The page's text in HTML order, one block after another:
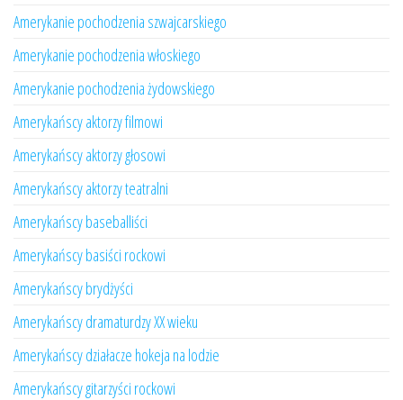
Amerykanie pochodzenia szwajcarskiego
Amerykanie pochodzenia włoskiego
Amerykanie pochodzenia żydowskiego
Amerykańscy aktorzy filmowi
Amerykańscy aktorzy głosowi
Amerykańscy aktorzy teatralni
Amerykańscy baseballiści
Amerykańscy basiści rockowi
Amerykańscy brydżyści
Amerykańscy dramaturdzy XX wieku
Amerykańscy działacze hokeja na lodzie
Amerykańscy gitarzyści rockowi